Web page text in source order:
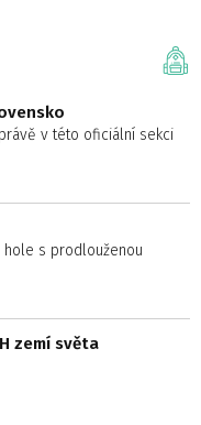
v této oficiální sekci
s prodlouženou
zemí světa